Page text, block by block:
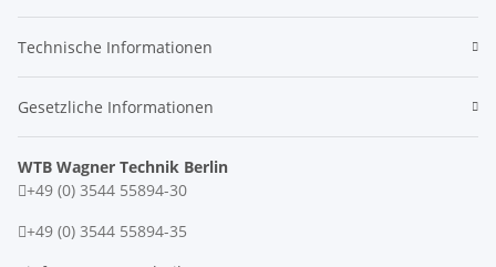
Technische Informationen
Gesetzliche Informationen
WTB Wagner Technik Berlin
+49 (0) 3544 55894-30
+49 (0) 3544 55894-35